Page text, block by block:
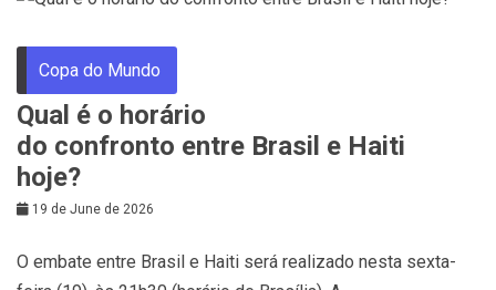
Copa do Mundo
Qual é o horário
do confronto entre Brasil e Haiti
hoje?
19 de June de 2026
O embate entre Brasil e Haiti será realizado nesta sexta-